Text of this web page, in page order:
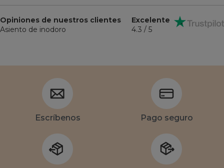
Opiniones de nuestros clientes
Asiento de inodoro
Excelente
4.3 / 5
Escríbenos Pago seguro